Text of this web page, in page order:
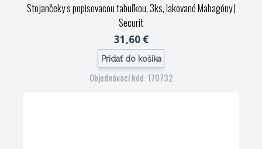
Stojančeky s popisovacou tabuľkou, 3ks, lakované Mahagóny|
Securit
31,60 €
Pridať do košíka
Objednávací kód: 170732